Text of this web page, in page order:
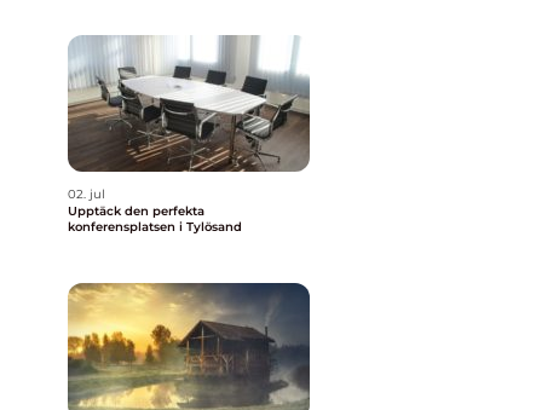
02. jul
Upptäck den perfekta
konferensplatsen i Tylösand